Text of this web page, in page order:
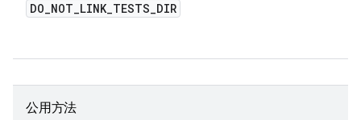
DO_NOT_LINK_TESTS_DIR
公用方法